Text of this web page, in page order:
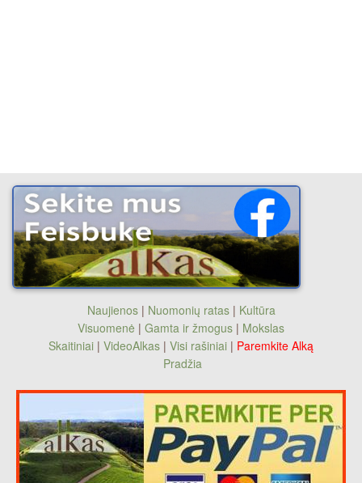
Naujienos| Nuomonių ratas| Kultūra
Visuomenė | Gamta ir žmogus | Mokslas
Skaitiniai | VideoAlkas | Visi rašiniai | Paremkite Alką
Pradžia